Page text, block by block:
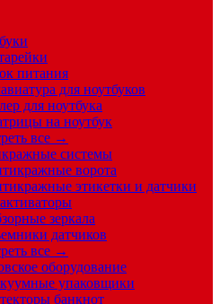
питания
для ноутбуков
для ноутбука
на ноутбук
все →
системы
ворота
этикетки и датчики
зеркала
датчиков
все →
оборудование
упаковщики
банкнот